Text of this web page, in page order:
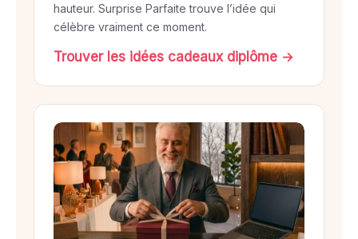
hauteur. Surprise Parfaite trouve l’idée qui
célèbre vraiment ce moment.
Trouver les idées cadeaux diplôme →